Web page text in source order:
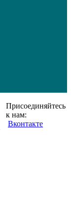
Присоединяйтесь
к нам:
Вконтакте